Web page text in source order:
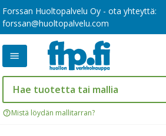
Forssan Huoltopalvelu Oy - ota yhteyttä:
forssan@huoltopalvelu.com
Mistä löydän mallitarran?